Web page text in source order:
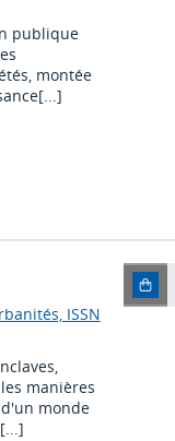
publique
montée
ISSN
manières
monde